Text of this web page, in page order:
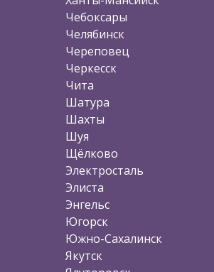
Чебоксары
Челябинск
Череповец
Черкесск
Чита
Шатура
Шахты
Шуя
Щёлково
Электросталь
Элиста
Энгельс
Югорск
Южно-Сахалинск
Якутск